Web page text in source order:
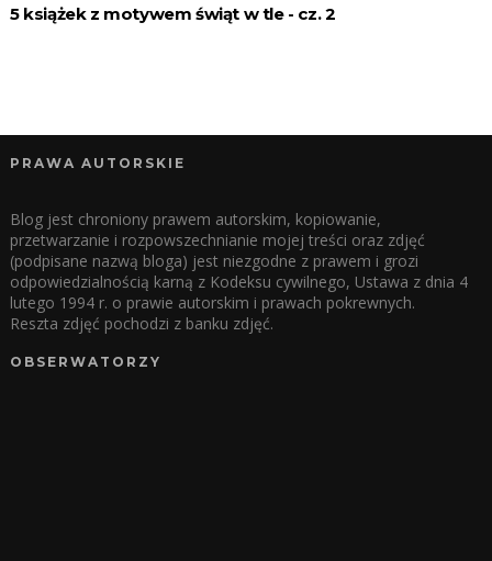
5 książek z motywem świąt w tle - cz. 2
PRAWA AUTORSKIE
Blog jest chroniony prawem autorskim, kopiowanie,
przetwarzanie i rozpowszechnianie mojej treści oraz zdjęć
(podpisane nazwą bloga) jest niezgodne z prawem i grozi
odpowiedzialnością karną z Kodeksu cywilnego, Ustawa z dnia 4
lutego 1994 r. o prawie autorskim i prawach pokrewnych.
Reszta zdjęć pochodzi z banku zdjęć.
OBSERWATORZY